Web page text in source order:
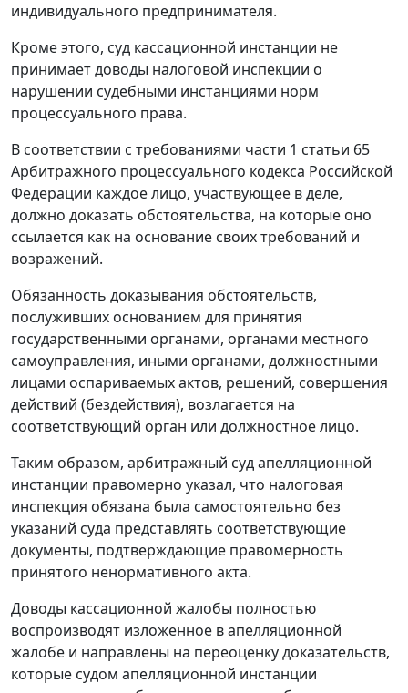
индивидуального предпринимателя.
Кроме этого, суд кассационной инстанции не
принимает доводы налоговой инспекции о
нарушении судебными инстанциями норм
процессуального права.
В соответствии с требованиями части 1 статьи 65
Арбитражного процессуального кодекса Российской
Федерации каждое лицо, участвующее в деле,
должно доказать обстоятельства, на которые оно
ссылается как на основание своих требований и
возражений.
Обязанность доказывания обстоятельств,
послуживших основанием для принятия
государственными органами, органами местного
самоуправления, иными органами, должностными
лицами оспариваемых актов, решений, совершения
действий (бездействия), возлагается на
соответствующий орган или должностное лицо.
Таким образом, арбитражный суд апелляционной
инстанции правомерно указал, что налоговая
инспекция обязана была самостоятельно без
указаний суда представлять соответствующие
документы, подтверждающие правомерность
принятого ненормативного акта.
Доводы кассационной жалобы полностью
воспроизводят изложенное в апелляционной
жалобе и направлены на переоценку доказательств,
которые судом апелляционной инстанции